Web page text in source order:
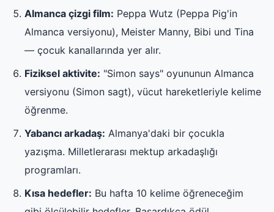
Almanca çizgi film: Peppa Wutz (Peppa Pig'in
Almanca versiyonu), Meister Manny, Bibi und Tina
— çocuk kanallarında yer alır.
Fiziksel aktivite: "Simon says" oyununun Almanca
versiyonu (Simon sagt), vücut hareketleriyle kelime
öğrenme.
Yabancı arkadaş: Almanya'daki bir çocukla
yazışma. Milletlerarası mektup arkadaşlığı
programları.
Kısa hedefler: Bu hafta 10 kelime öğreneceğim